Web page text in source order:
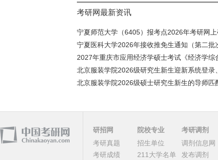
考研网最新资讯
宁夏师范大学（6405）报考点2026年考研网
宁夏医科大学2026年接收推免生通知（第二批
2027年重庆市应用经济学硕士考试《经济学综
北京服装学院2026级研究生新生迎新系统登录
北京服装学院2026级硕士研究生新生的导师匹
研招网
考研真题
考研成绩
院校专业
招生单位
211大学名单
考研调剂
调剂信息网
发布调剂